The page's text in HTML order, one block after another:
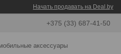
Начать продавать на Deal.by
+375 (33) 687-41-50
аксессуары